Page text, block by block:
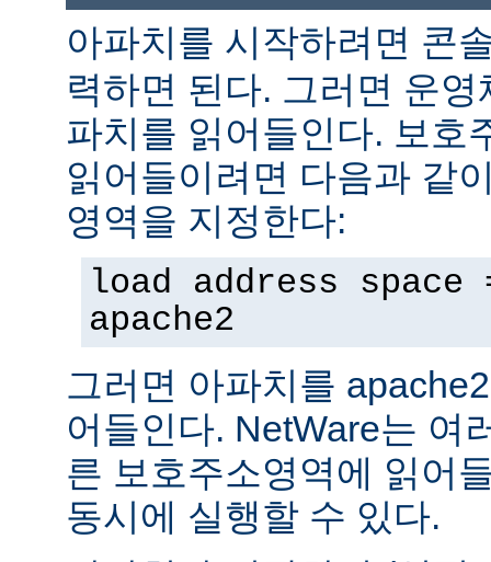
아파치를 시작하려면 콘
력하면 된다. 그러면 운
파치를 읽어들인다. 보호
읽어들이려면 다음과 같
영역을 지정한다:
load address space
apache2
그러면 아파치를
어들인다. NetWare는 여
른 보호주소영역에 읽어
동시에 실행할 수 있다.